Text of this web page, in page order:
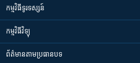
កម្មវិធី​ទូរទស្សន៍
កម្មវិធី​វិទ្យុ
ព័ត៌មាន​តាមប្រធានបទ​